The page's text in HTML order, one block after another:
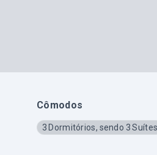
Cômodos
3 Dormitórios, sendo 3 Suítes